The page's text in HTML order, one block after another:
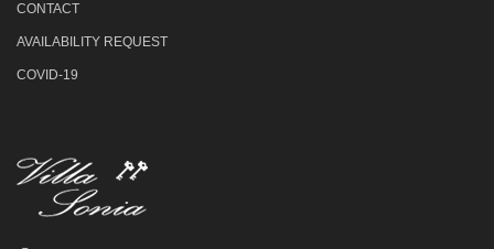
CONTACT
AVAILABILITY REQUEST
COVID-19